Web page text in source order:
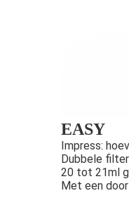
EASY
Impress:
Dubbele
20 tot 21ml
Met een